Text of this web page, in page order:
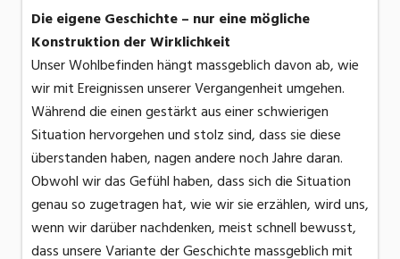
Die eigene Geschichte – nur eine mögliche
Konstruktion der Wirklichkeit
Unser Wohlbefinden hängt massgeblich davon ab, wie
wir mit Ereignissen unserer Vergangenheit umgehen.
Während die einen gestärkt aus einer schwierigen
Situation hervorgehen und stolz sind, dass sie diese
überstanden haben, nagen andere noch Jahre daran.
Obwohl wir das Gefühl haben, dass sich die Situation
genau so zugetragen hat, wie wir sie erzählen, wird uns,
wenn wir darüber nachdenken, meist schnell bewusst,
dass unsere Variante der Geschichte massgeblich mit